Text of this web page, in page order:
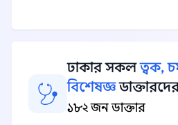
ঢাকার সকলত্বক,
বিশেষজ্ঞ
১৮২ জন ডাক্তার